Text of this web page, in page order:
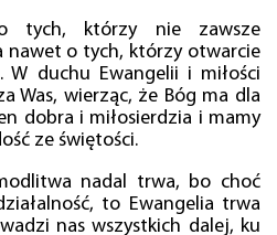
tych, którzy nie zawsze
nawet o tych, którzy otwarcie
W duchu Ewangelii i miłości
Was, wierząc, że Bóg ma dla
dobra i miłosierdzia i mamy
ze świętości.
nadal trwa, bo choć
to Ewangelia trwa
nas wszystkich dalej, ku